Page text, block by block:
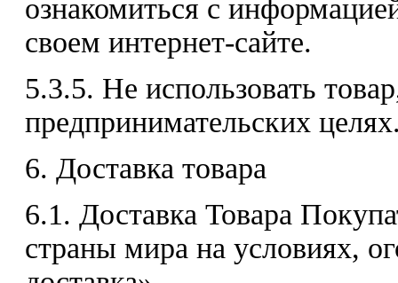
ознакомиться с
своем интернет-сайте.
5.3.5. Не использовать
предпринимательских
6. Доставка товара
6.1. Доставка Товара
страны мира на условиях,